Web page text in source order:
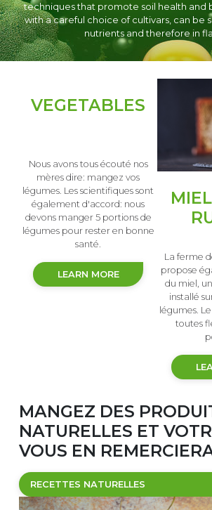
techniques that promote soil health and
with a careful choice of cultivars, can be
nutrients and therefore in
VEGETABLES
Nous avons tous écouté nos
mères dire: mangez vos
légumes. Les scientifiques sont
également d'accord: nous
devons manger 5 portions de
légumes pour rester en bonne
santé.
LEARN MORE
La ferme
propose
du miel,
installé
légumes.
toutes
MANGEZ DES
NATURELLES ET
VOUS EN
RECETTES NATURELLES